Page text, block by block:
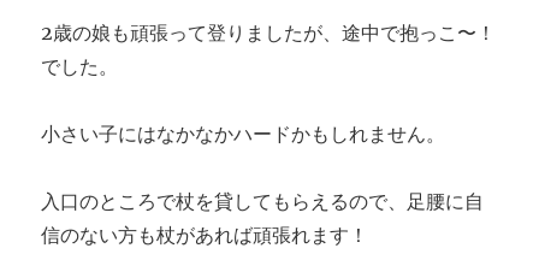
2歳の娘も頑張って登りましたが、途中で抱っこ〜！
でした。
小さい子にはなかなかハードかもしれません。
入口のところで杖を貸してもらえるので、足腰に自
信のない方も杖があれば頑張れます！